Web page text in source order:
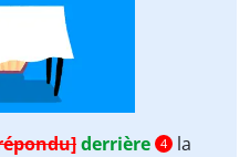
derrière 4
la